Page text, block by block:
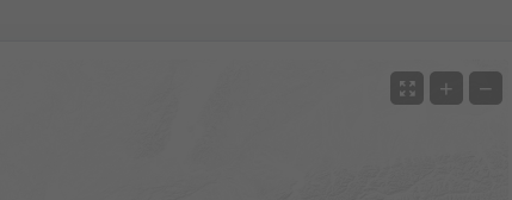
+ −